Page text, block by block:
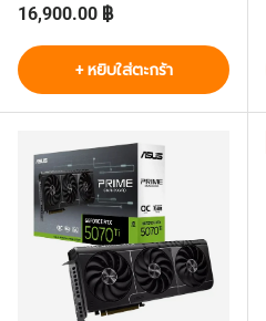
ราคาปกติ
16,900.00 ฿
+ หยิบใส่ตะกร้า